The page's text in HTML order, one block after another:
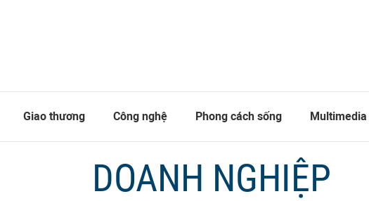
Giao thương Công nghệ Phong cách sống Multimedia
DOANH NGHIỆP